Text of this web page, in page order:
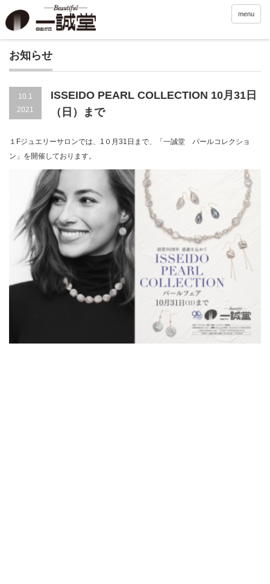
menu
お知らせ
10.1
2021
ISSEIDO PEARL COLLECTION 10月31日
（日）まで
１Fジュエリーサロンでは、1０月31日まで、「一誠堂 パールコレクショ
ン」を開催しております。